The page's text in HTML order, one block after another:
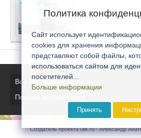
Все последние новости
Полная версия сайта
Создатель проекта 0lik.ru - Александр
Политика
Сайт использует
cookies для хранения
представляют собой файлы,
использоваться сайтом для
посетителей...
Больше информации
Принять